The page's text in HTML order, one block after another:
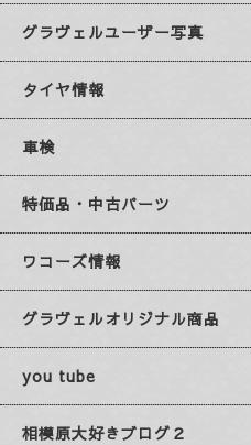
グラヴェルユーザー写真
タイヤ情報
車検
特価品・中古パーツ
ワコーズ情報
グラヴェルオリジナル商品
you tube
相模原大好きブログ２